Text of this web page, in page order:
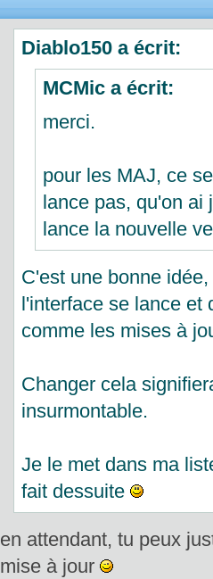
Diablo150 a écrit:
MCMic a écrit:
merci.
pour les MAJ, ce
lance pas, qu'on ai
lance la nouvelle
C'est une bonne
l'interface se lance et
comme les mises à
Changer cela
insurmontable.
Je le met dans ma
fait dessuite
en attendant, tu peux
mise à jour